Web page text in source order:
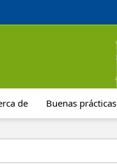
de Buenas prácticas